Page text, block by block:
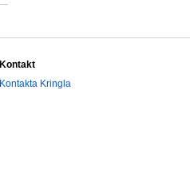
Kontakt
Kontakta Kringla